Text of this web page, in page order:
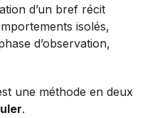
d’un bref récit
isolés,
d’observation,
une méthode en deux
.